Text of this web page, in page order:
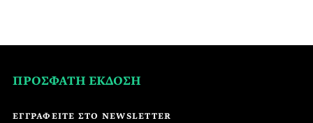
ΠΡΟΣΦΑΤΗ ΕΚΔΟΣΗ
ΕΓΓΡΑΦΕΙΤΕ ΣΤΟ NEWSLETTER